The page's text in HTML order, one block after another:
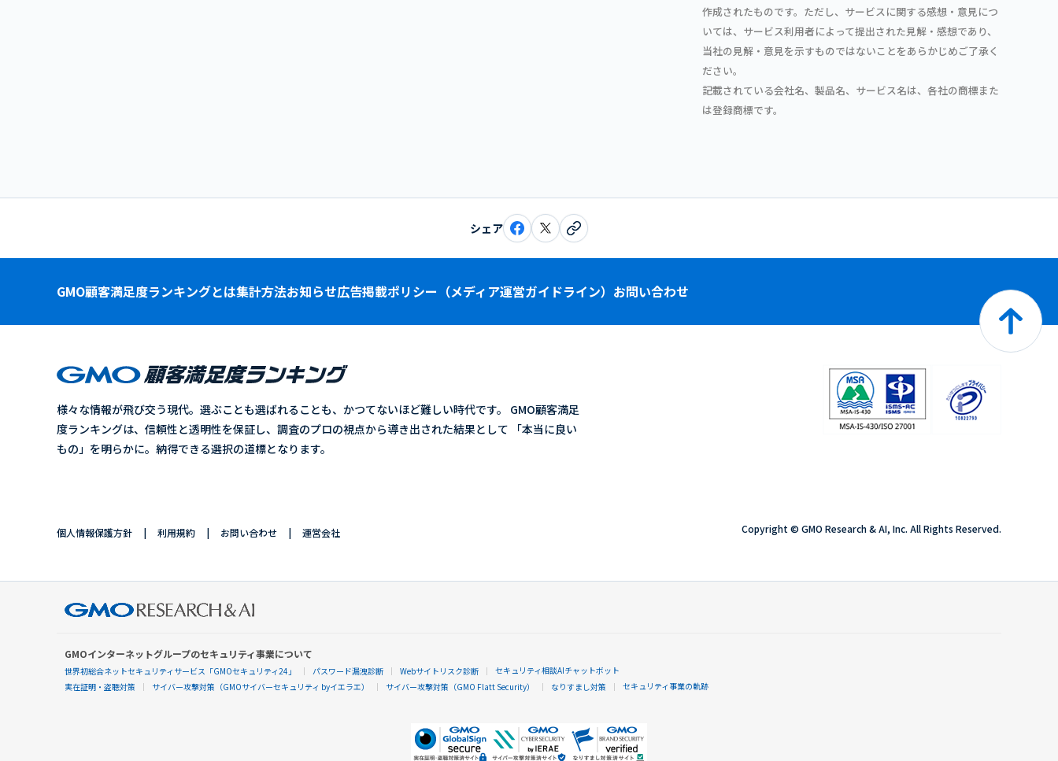
作成されたものです。ただし、サービスに関する感想・意見につ
いては、サービス利用者によって提出された見解・感想であり、
当社の見解・意見を示すものではないことをあらかじめご了承く
ださい。
記載されている会社名、製品名、サービス名は、各社の商標また
は登録商標です。
シェア
GMO顧客満足度ランキングとは集計方法お知らせ広告掲載ポリシー（メディア運営ガイドライン） お問い合わせ
様々な情報が飛び交う現代。選ぶことも選ばれることも、かつてないほど難しい時代です。 GMO顧客満足
度ランキングは、信頼性と透明性を保証し、調査のプロの視点から導き出された結果として 「本当に良い
もの」を明らかに。納得できる選択の道標となります。
個人情報保護方針 利用規約 お問い合わせ 運営会社 Copyright © GMO Research & AI, Inc. All Rights Reserved.
GMOインターネットグループのセキュリティ事業について
世界初総合ネットセキュリティサービス「GMOセキュリティ24」 パスワード漏洩診断 Webサイトリスク診断
セキュリティ相談AIチャットボット
実在証明・盗聴対策
サイバー攻撃対策（GMOサイバーセキュリティ byイエラエ） サイバー攻撃対策（GMO Flatt Security） なりすまし対策 セキュリティ事業の軌跡